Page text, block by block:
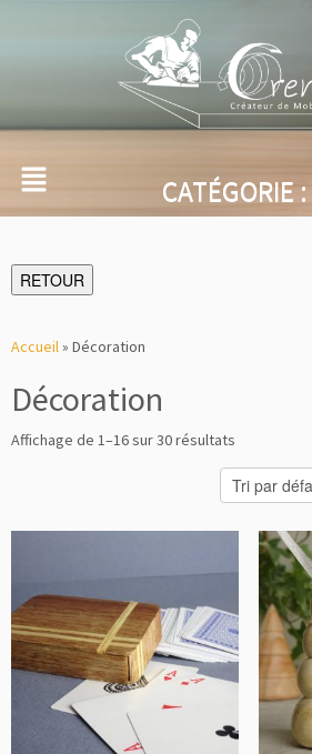
CATÉGORIE :
RETOUR
Accueil» Décoration
Décoration
Affichage de 1–16 sur 30 résultats